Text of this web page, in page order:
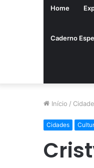
Home
Caderno
Início /
Cidades